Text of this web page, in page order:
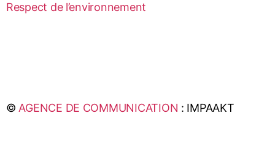
Respect de l’environnement
©AGENCE DE COMMUNICATION : IMPAAKT